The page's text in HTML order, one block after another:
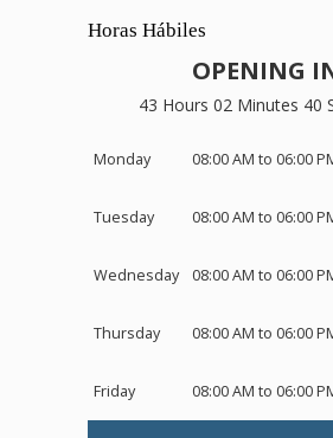
Horas Hábiles
OPENING
43 Hours 02 Minutes 40
Monday 08:00 AM to 06:00
Tuesday 08:00 AM to 06:00
Wednesday 08:00 AM to 06:00
Thursday 08:00 AM to 06:00
Friday 08:00 AM to 06:00